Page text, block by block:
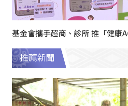
基金會攜手超商、診所 推「健康
推薦新聞